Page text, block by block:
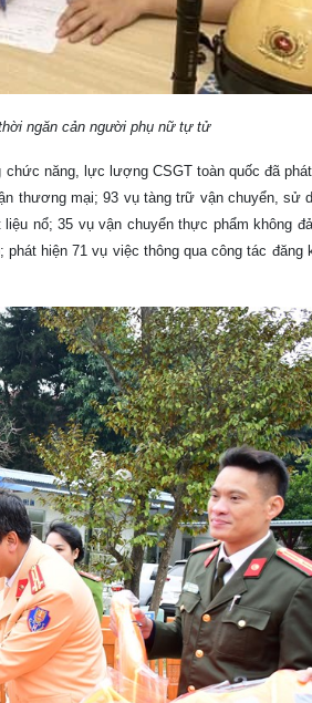
ngăn cản người phụ nữ tự tử
năng, lực lượng CSGT toàn quốc đã
thương mại; 93 vụ tàng trữ vận chuyển, sử
nổ; 35 vụ vận chuyển thực phẩm không
hiện 71 vụ việc thông qua công tác